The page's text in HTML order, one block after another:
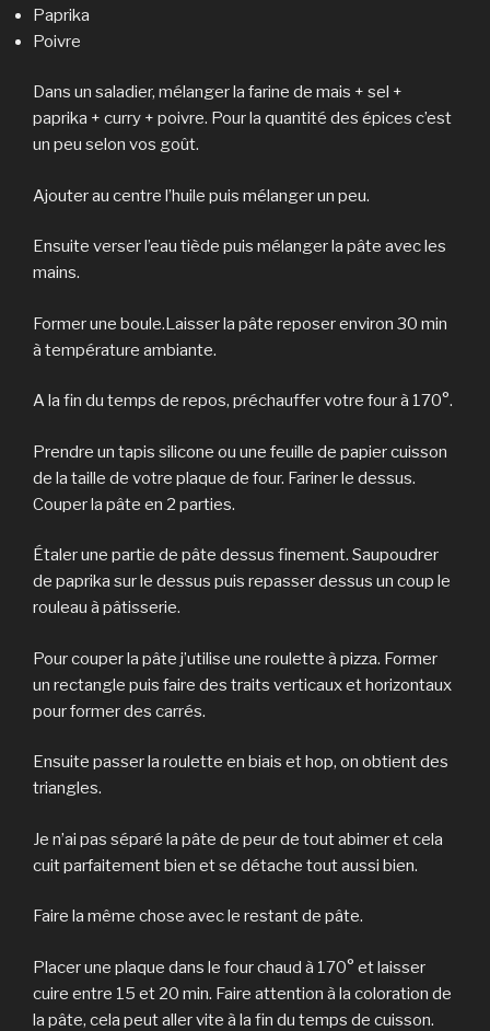
Paprika
Poivre
Dans un saladier, mélanger la farine de mais + sel +
paprika + curry + poivre. Pour la quantité des épices c’est
un peu selon vos goût.
Ajouter au centre l’huile puis mélanger un peu.
Ensuite verser l’eau tiède puis mélanger la pâte avec les
mains.
Former une boule.Laisser la pâte reposer environ 30 min
à température ambiante.
A la fin du temps de repos, préchauffer votre four à 170°.
Prendre un tapis silicone ou une feuille de papier cuisson
de la taille de votre plaque de four. Fariner le dessus.
Couper la pâte en 2 parties.
Étaler une partie de pâte dessus finement. Saupoudrer
de paprika sur le dessus puis repasser dessus un coup le
rouleau à pâtisserie.
Pour couper la pâte j’utilise une roulette à pizza. Former
un rectangle puis faire des traits verticaux et horizontaux
pour former des carrés.
Ensuite passer la roulette en biais et hop, on obtient des
triangles.
Je n’ai pas séparé la pâte de peur de tout abimer et cela
cuit parfaitement bien et se détache tout aussi bien.
Faire la même chose avec le restant de pâte.
Placer une plaque dans le four chaud à 170° et laisser
cuire entre 15 et 20 min. Faire attention à la coloration de
la pâte, cela peut aller vite à la fin du temps de cuisson.